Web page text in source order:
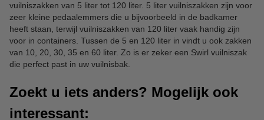
vuilniszakken van 5 liter tot 120 liter. 5 liter vuilniszakken zijn voor
zeer kleine pedaalemmers die u bijvoorbeeld in de badkamer
heeft staan, terwijl vuilniszakken van 120 liter vaak handig zijn
voor in containers. Tussen de 5 en 120 liter in vindt u ook zakken
van 10, 20, 30, 35 en 60 liter. Zo is er zeker een Swirl vuilniszak
die perfect past in uw vuilnisbak.
Zoekt u iets anders? Mogelijk ook
interessant: